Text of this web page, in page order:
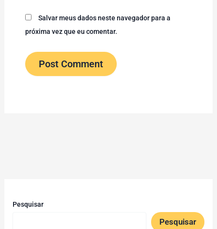
Salvar meus dados neste navegador para a
próxima vez que eu comentar.
Pesquisar
Pesquisar